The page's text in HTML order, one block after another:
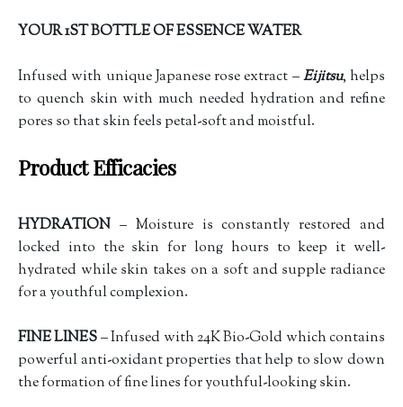
YOUR 1ST BOTTLE OF ESSENCE WATER
Infused with unique Japanese rose extract –Eijitsu, helps
to quench skin with much needed hydration and refine
pores so that skin feels petal-soft and moistful.
Product Efficacies
HYDRATION – Moisture is constantly restored and
locked into the skin for long hours to keep it well-
hydrated while skin takes on a soft and supple radiance
for a youthful complexion.
FINE LINES– Infused with 24K Bio-Gold which contains
powerful anti-oxidant properties that help to slow down
the formation of fine lines for youthful-looking skin.